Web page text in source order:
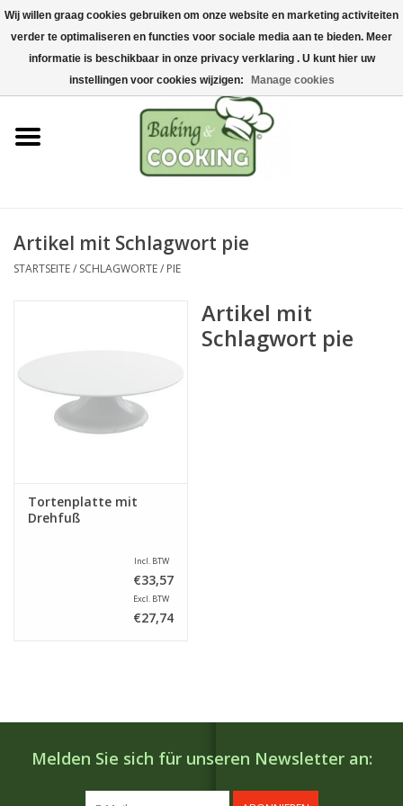
Startseite
Koch-&Backutensilien
Maschinen & Teile
Edelstahl
Aktionen
Artikel mit Schlagwort pie
STARTSEITE/ SCHLAGWORTE/ PIE
Tortenplatte mit
Drehfuß
Incl. BTW
€33,57
Excl. BTW
€27,74
Artikel mit
Schlagwort pie
Melden Sie sich für unseren Newsletter an:
Wij willen graag cookies gebruiken om onze website en marketing activiteiten
verder te optimaliseren en functies voor sociale media aan te bieden. Meer
informatie is beschikbaar in onze privacy verklaring . U kunt hier uw
instellingen voor cookies wijzigen:
Manage cookies